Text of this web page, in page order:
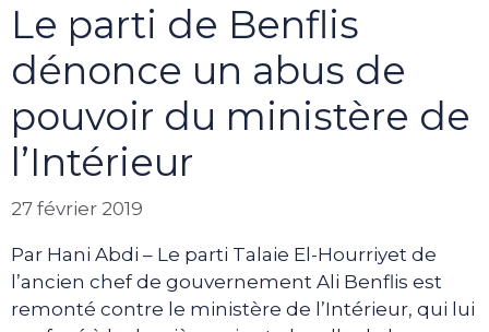
Le parti de Benflis
dénonce un abus de
pouvoir du ministère de
l’Intérieur
27 février 2019
Par Hani Abdi – Le parti Talaie El-Hourriyet de
l’ancien chef de gouvernement Ali Benflis est
remonté contre le ministère de l’Intérieur, qui lui